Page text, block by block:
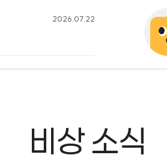
2026.07.22
비상 소식